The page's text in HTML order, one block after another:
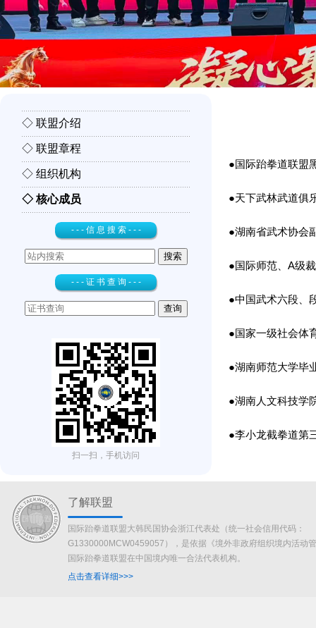
◇ 联盟介绍
◇ 联盟章程
◇ 组织机构
◇ 核心成员
- - - 信 息 搜 索 - - -
- - - 证 书 查 询 - - -
●国际跆拳道联盟
●天下武林武道俱
●湖南省武术协会
●国际师范、A级
●中国武术六段、
●国家一级社会体
●湖南师范大学毕
●湖南人文科技学
●李小龙截拳道第
扫一扫，手机访问
了解联盟
国际跆拳道联盟大韩民国协会浙江代表处（统一社会信用代码：
G1330000MCW0459057），是依据《境外非政府组织境内活动
国际跆拳道联盟在中国境内唯一合法代表机构。
点击查看详细>>>